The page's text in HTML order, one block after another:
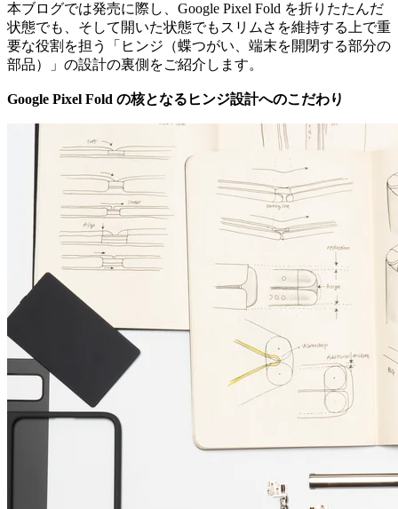
本ブログでは発売に際し、Google Pixel Fold を折りたたんだ
状態でも、そして開いた状態でもスリムさを維持する上で重
要な役割を担う「ヒンジ（蝶つがい、端末を開閉する部分の
部品）」の設計の裏側をご紹介します。
Google Pixel Fold の核となるヒンジ設計へのこだわり